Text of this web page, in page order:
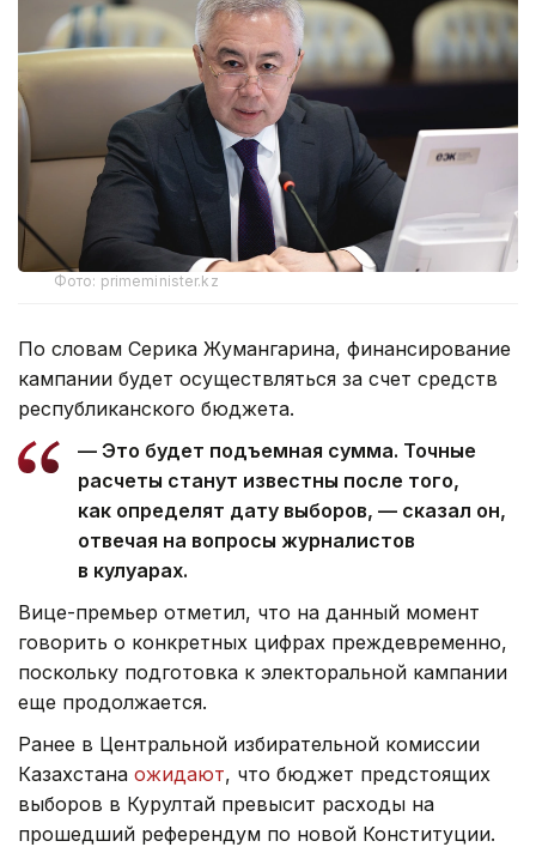
Фото: primeminister.kz
По словам Серика Жумангарина, финансирование
кампании будет осуществляться за счет средств
республиканского бюджета.
— Это будет подъемная сумма. Точные
расчеты станут известны после того,
как определят дату выборов, — сказал он,
отвечая на вопросы журналистов
в кулуарах.
Вице-премьер отметил, что на данный момент
говорить о конкретных цифрах преждевременно,
поскольку подготовка к электоральной кампании
еще продолжается.
Ранее в Центральной избирательной комиссии
Казахстана ожидают, что бюджет предстоящих
выборов в Курултай превысит расходы на
прошедший референдум по новой Конституции.